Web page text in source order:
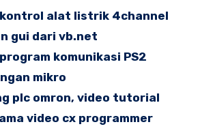
alat listrik 4channel
gui dari vb.net
komunikasi PS2
mikro
plc omron, video tutorial
video cx programmer